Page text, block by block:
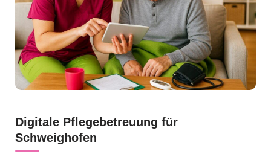
Digitale Pflegebetreuung für
Schweighofen